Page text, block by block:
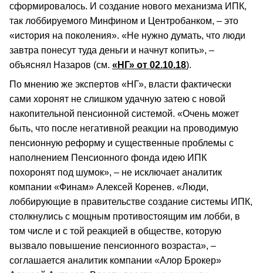
сформировалось. И создание нового механизма ИПК,
так лоббируемого Минфином и Центробанком, – это
«история на поколения». «Не нужно думать, что люди
завтра понесут туда деньги и начнут копить», –
объяснял Назаров (см. «НГ» от 02.10.18).
По мнению же экспертов «НГ», власти фактически
сами хоронят не слишком удачную затею с новой
накопительной пенсионной системой. «Очень может
быть, что после негативной реакции на проводимую
пенсионную реформу и существенные проблемы с
наполнением Пенсионного фонда идею ИПК
похоронят под шумок», – не исключает аналитик
компании «Финам» Алексей Коренев. «Люди,
лоббирующие в правительстве создание системы ИПК,
столкнулись с мощным противостоящим им лобби, в
том числе и с той реакцией в обществе, которую
вызвало повышение пенсионного возраста», –
соглашается аналитик компании «Алор Брокер»